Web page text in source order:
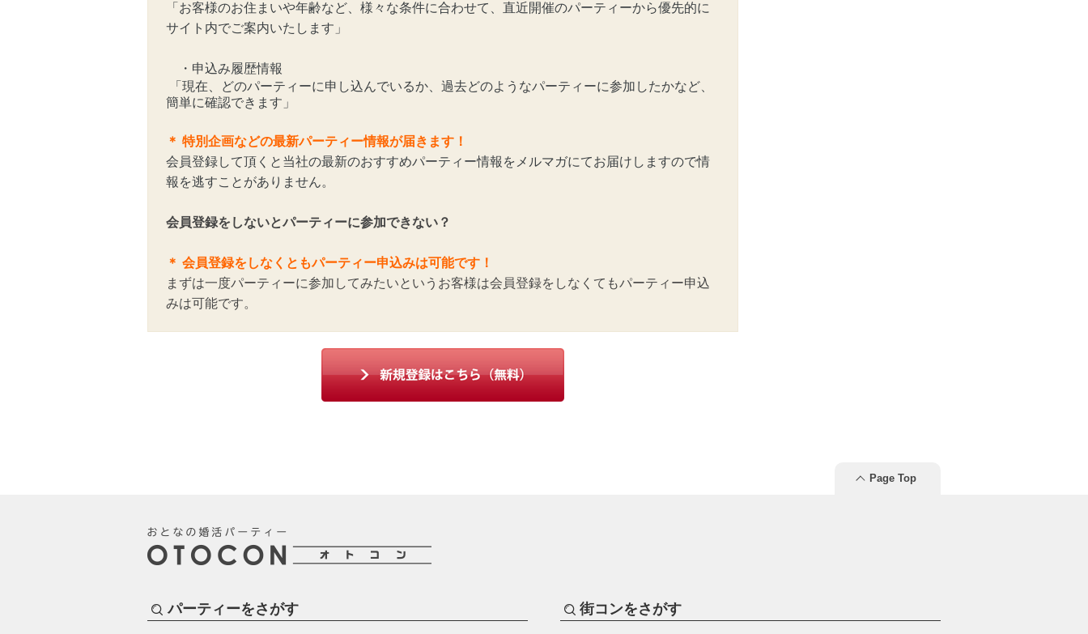
「お客様のお住まいや年齢など、様々な条件に合わせて、直近開催のパーティーから優先的に
サイト内でご案内いたします」
・申込み履歴情報
「現在、どのパーティーに申し込んでいるか、過去どのようなパーティーに参加したかなど、
簡単に確認できます」
＊ 特別企画などの最新パーティー情報が届きます！
会員登録して頂くと当社の最新のおすすめパーティー情報をメルマガにてお届けしますので情
報を逃すことがありません。
会員登録をしないとパーティーに参加できない？
＊ 会員登録をしなくともパーティー申込みは可能です！
まずは一度パーティーに参加してみたいというお客様は会員登録をしなくてもパーティー申込
みは可能です。
Page Top
パーティーをさがす 街コンをさがす